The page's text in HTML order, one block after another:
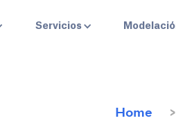
Servicios
Home